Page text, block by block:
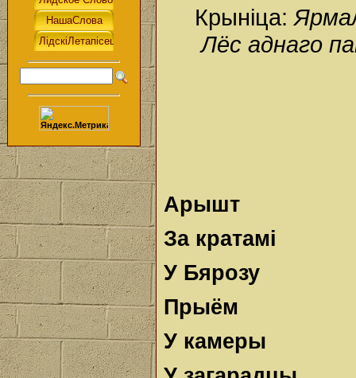
Крыніца:
Лёс аднаго
Арышт
За кратамі
У Бярозу
Прыём
У камеры